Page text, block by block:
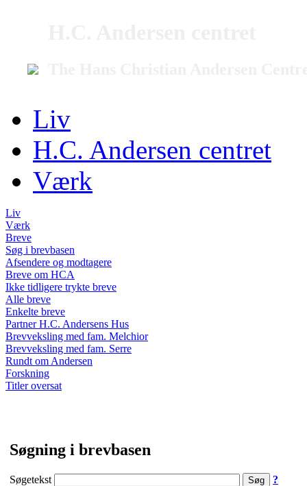
Liv
H.C. Andersen centret
Værk
Liv
Værk
Breve
Søg i brevbasen
Afsendere og modtagere
Breve om HCA
Ikke tidligere trykte breve
Alle breve
Enkelte breve
Partner H.C. Andersens Hus
Brevveksling med fam. Melchior
Brevveksling med fam. Serre
Rundt om Andersen
Forskning
Titler oversat
Søgning i brevbasen
Søgetekst ?